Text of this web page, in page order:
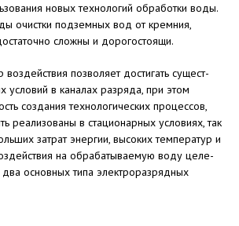
новых технологий обработки воды.
очистки подземных вод от кремния,
сложны и дорогостоящи.
позволяет достигать сущест­
условий в кана­лах разряда, при этом
создания технологи­ческих процессов,
реализованы в стационарных условиях, так
затрат энергии, высоких темпе­ратур и
на обрабатываемую воду целе­
основных типа электроразрядных